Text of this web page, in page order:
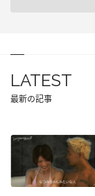
LATEST
最新の記事